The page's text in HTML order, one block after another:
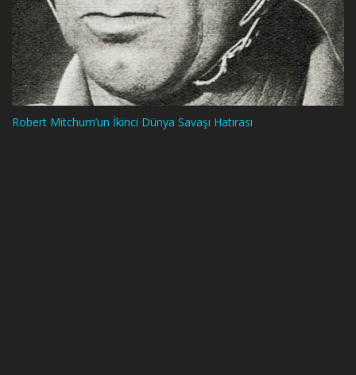
Robert Mitchum’un İkinci Dünya Savaşı Hatırası